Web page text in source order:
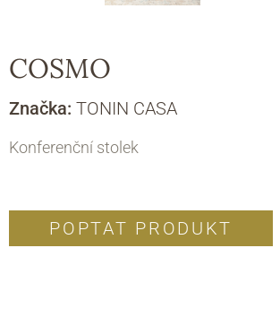
COSMO
Značka: TONIN CASA
Konferenční stolek
POPTAT PRODUKT